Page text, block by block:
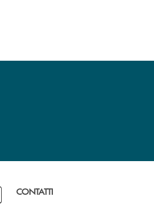
di assistenza immediata ?
CONTATTI